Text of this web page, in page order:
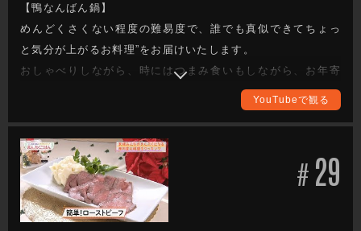
【鴨なんばん鍋】
めんどくさくない程度の難易度で、誰でも真似できてちょっ
と気分が上がるお料理”をお届けいたします。
おしゃべりしながら、時にはつまみ食いもしながら、お年寄
りからお子様まで家族みんなが喜ぶまんぷく感のある一品を
地の食材をどのように調理していくか、ぜひご覧ください。
完成した料理は番組公式Instagramに掲載しますので、こちら
もチェックしてください。（アカウント名：
nisikawa_manpukugohan）
YouTubeで観る
# 29